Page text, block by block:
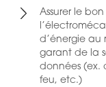
Assurer le
d’énergie au
garant de la
données (ex.
feu, etc.)